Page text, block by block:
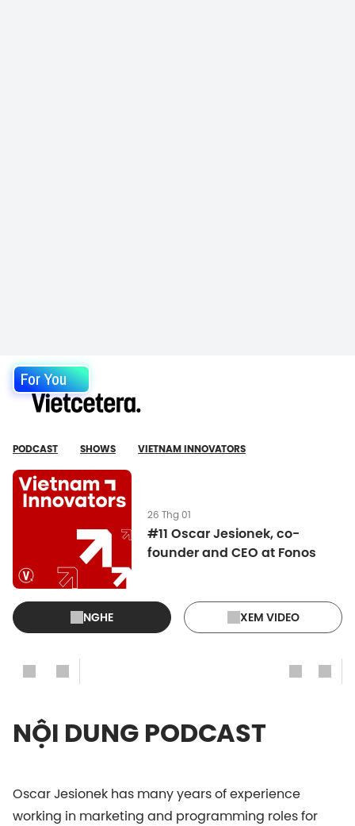
For You
PODCAST SHOWS VIETNAM INNOVATORS
26 Thg 01
#11 Oscar Jesionek, co-
founder and CEO at Fonos
NGHE XEM VIDEO
NỘI DUNG PODCAST
Oscar Jesionek has many years of experience
working in marketing and programming roles for